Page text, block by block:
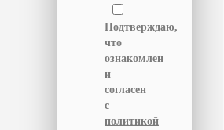
Подтверждаю,
что
ознакомлен
и
согласен
с
политикой